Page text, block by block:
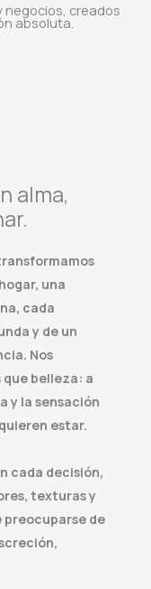
negocios, creados
absoluta.
alma,
una
cada
y de un
Nos
que belleza: a
y la sensación
estar.
cada decisión,
texturas y
preocuparse de